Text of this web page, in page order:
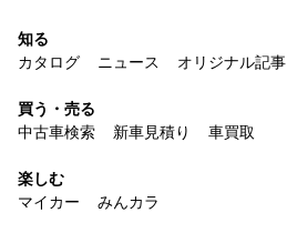
知る
カタログ
ニュース オリジナル記事
買う・売る
中古車検索
新車見積り 車買取
楽しむ
マイカー
みんカラ